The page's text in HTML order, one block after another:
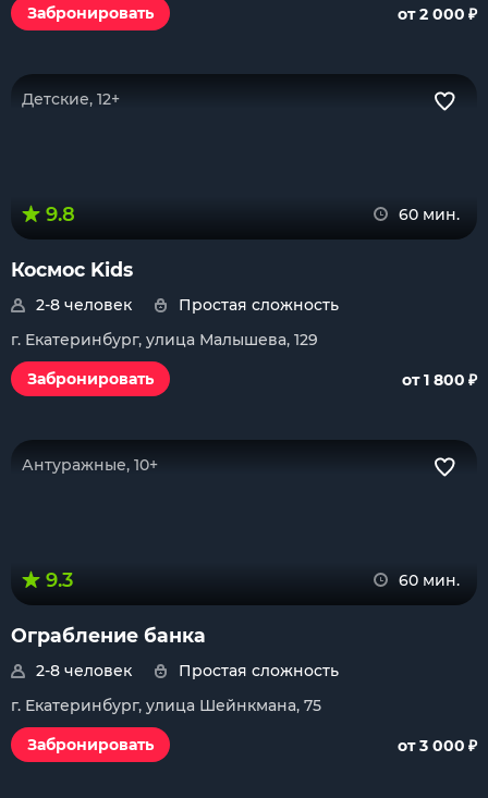
Забронировать
от 2 000 ₽
Детские, 12+
9.8 60 мин.
Космос Kids
2-8 человек
Простая сложность
г. Екатеринбург, улица Малышева, 129
Забронировать
от 1 800 ₽
Антуражные, 10+
9.3 60 мин.
Ограбление банка
2-8 человек
Простая сложность
г. Екатеринбург, улица Шейнкмана, 75
Забронировать
от 3 000 ₽